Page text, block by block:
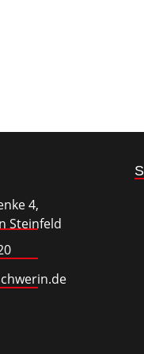
4,
Steinfeld